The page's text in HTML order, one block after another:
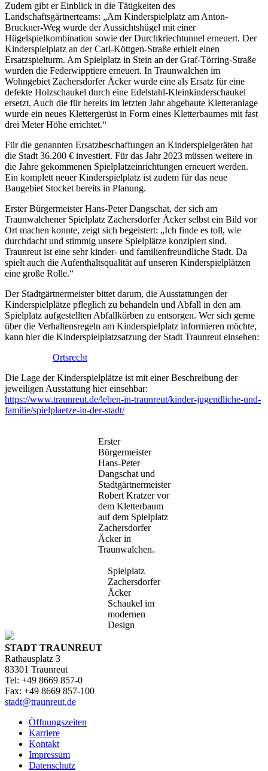
Zudem gibt er Einblick in die Tätigkeiten des
Landschaftsgärtnerteams: „Am Kinderspielplatz am Anton-
Bruckner-Weg wurde der Aussichtshügel mit einer
Hügelspielkombination sowie der Durchkriechtunnel erneuert. Der
Kinderspielplatz an der Carl-Köttgen-Straße erhielt einen
Ersatzspielturm. Am Spielplatz in Stein an der Graf-Törring-Straße
wurden die Federwipptiere erneuert. In Traunwalchen im
Wohngebiet Zachersdorfer Äcker wurde eine als Ersatz für eine
defekte Holzschaukel durch eine Edelstahl-Kleinkinderschaukel
ersetzt. Auch die für bereits im letzten Jahr abgebaute Kletteranlage
wurde ein neues Klettergerüst in Form eines Kletterbaumes mit fast
drei Meter Höhe errichtet.“
Für die genannten Ersatzbeschaffungen an Kinderspielgeräten hat
die Stadt 36.200 € investiert. Für das Jahr 2023 müssen weitere in
die Jahre gekommenen Spielplatzeinrichtungen erneuert werden.
Ein komplett neuer Kinderspielplatz ist zudem für das neue
Baugebiet Stocket bereits in Planung.
Erster Bürgermeister Hans-Peter Dangschat, der sich am
Traunwalchener Spielplatz Zachersdorfer Äcker selbst ein Bild vor
Ort machen konnte, zeigt sich begeistert: „Ich finde es toll, wie
durchdacht und stimmig unsere Spielplätze konzipiert sind.
Traunreut ist eine sehr kinder- und familienfreundliche Stadt. Da
spielt auch die Aufenthaltsqualität auf unseren Kinderspielplätzen
eine große Rolle.“
Der Stadtgärtnermeister bittet darum, die Ausstattungen der
Kinderspielplätze pfleglich zu behandeln und Abfall in den am
Spielplatz aufgestellten Abfallkörben zu entsorgen. Wer sich gerne
über die Verhaltensregeln am Kinderspielplatz informieren möchte,
kann hier die Kinderspielplatzsatzung der Stadt Traunreut einsehen:
Ortsrecht
Die Lage der Kinderspielplätze ist mit einer Beschreibung der
jeweiligen Ausstattung hier einsehbar:
https://www.traunreut.de/leben-in-traunreut/kinder-jugendliche-und-
familie/spielplaetze-in-der-stadt/
Erster
Bürgermeister
Hans-Peter
Dangschat und
Stadtgärtnermeister
Robert Kratzer vor
dem Kletterbaum
auf dem Spielplatz
Zachersdorfer
Äcker in
Traunwalchen.
Spielplatz
Zachersdorfer
Äcker
Schaukel im
modernen
Design
STADT TRAUNREUT
Rathausplatz 3
83301 Traunreut
Tel: +49 8669 857-0
Fax: +49 8669 857-100
stadt@traunreut.de
Öffnungszeiten
Karriere
Kontakt
Impressum
Datenschutz